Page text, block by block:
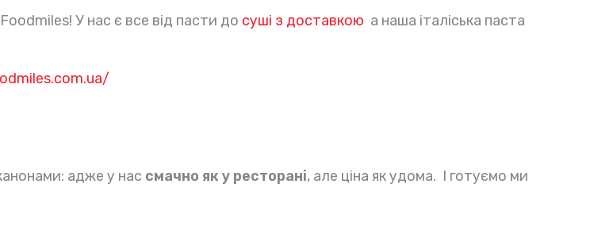
У нас є все від пасти до суші з доставкою а наша італіська паста
адже у нас смачно як у ресторані, але ціна як удома. І готуємо ми